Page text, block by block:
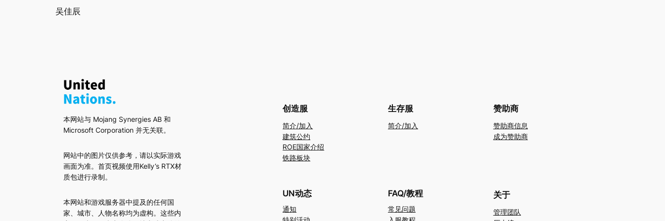
吴佳辰
本网站与 Mojang Synergies AB 和
Microsoft Corporation 并无关联。
网站中的图片仅供参考，请以实际游戏
画面为准。首页视频使用Kelly’s RTX材
质包进行录制。
本网站和游戏服务器中提及的任何国
家、城市、人物名称均为虚构。这些内
创造服
简介/加入
建筑公约
ROE国家介绍
铁路板块
生存服
简介/加入
赞助商
赞助商信息
成为赞助商
UN动态
通知
FAQ/教程
常见问题
关于
管理团队